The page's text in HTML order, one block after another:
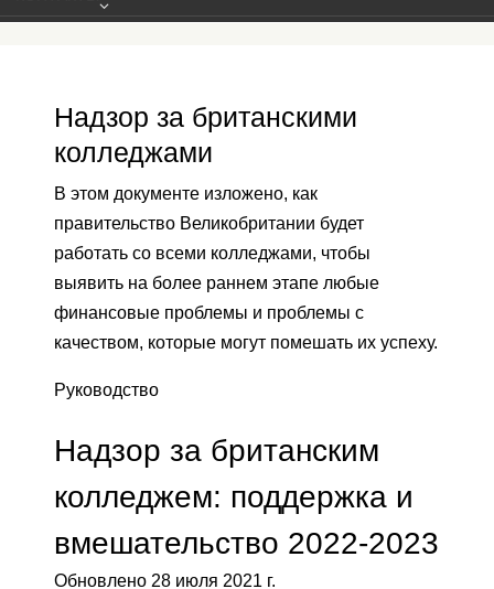
Надзор за британскими
колледжами
В этом документе изложено, как
правительство Великобритании будет
работать со всеми колледжами, чтобы
выявить на более раннем этапе любые
финансовые проблемы и проблемы с
качеством, которые могут помешать их успеху.
Руководство
Надзор за британским
колледжем: поддержка и
вмешательство 2022-2023
Обновлено 28 июля 2021 г.